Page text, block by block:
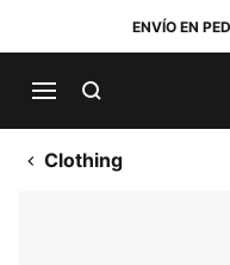
ENVÍO EN
Clothing